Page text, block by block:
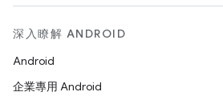
深入瞭解 ANDROID
Android
企業專用 Android